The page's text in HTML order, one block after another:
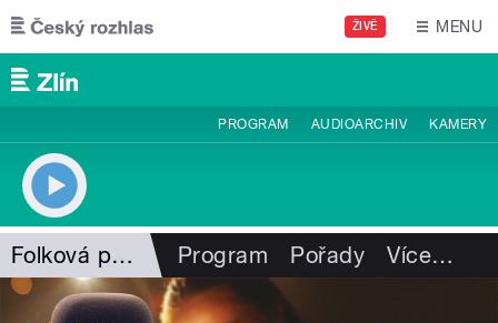
Přejít k hlavnímu obsahu
ŽIVĚ MENU
PROGRAM AUDIOARCHIV KAMERY
Folková pohlazení Program Pořady Více…